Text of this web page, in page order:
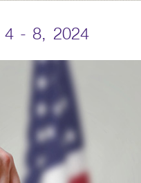
4 - 8, 2024